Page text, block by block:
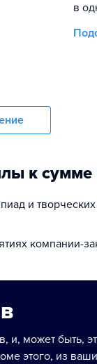
в
к сумме
и
компании-
и, может быть,
этого, из